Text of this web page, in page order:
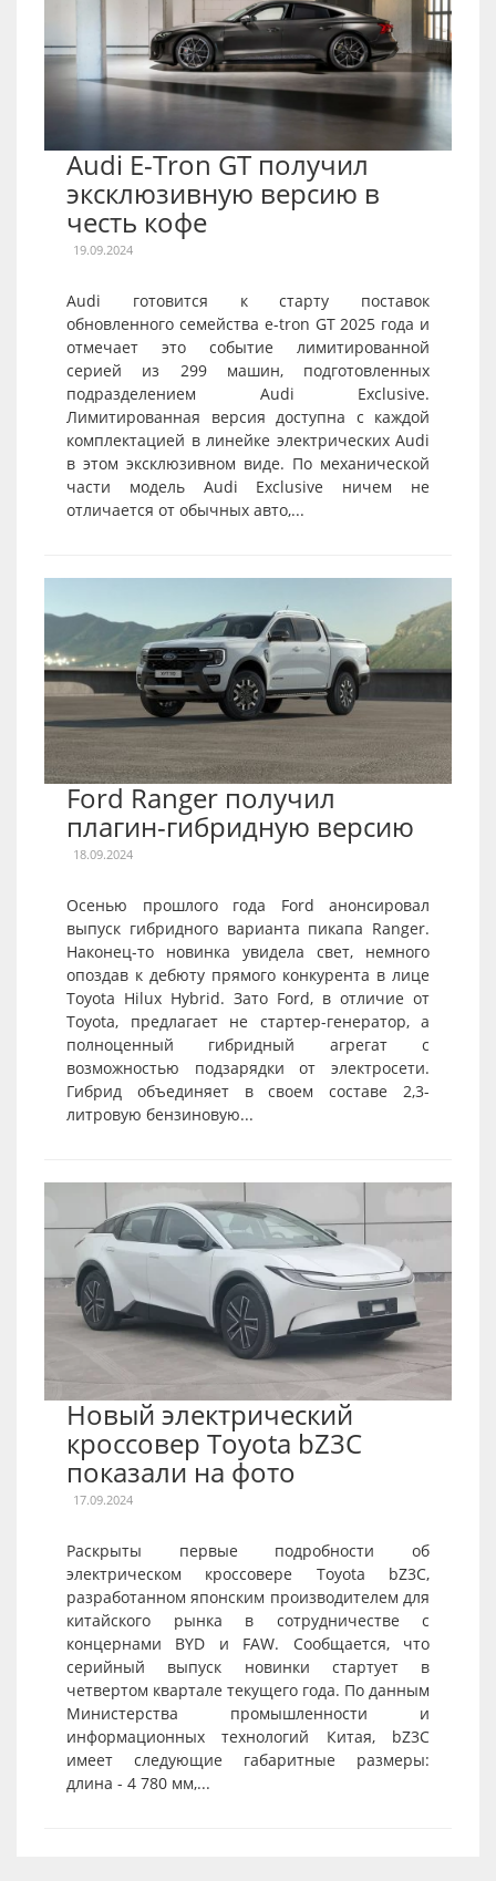
Audi E-Tron GT получил
эксклюзивную версию в
честь кофе
19.09.2024
Audi готовится к старту поставок
обновленного семейства e-tron GT 2025 года и
отмечает это событие лимитированной
серией из 299 машин, подготовленных
подразделением Audi Exclusive.
Лимитированная версия доступна с каждой
комплектацией в линейке электрических Audi
в этом эксклюзивном виде. По механической
части модель Audi Exclusive ничем не
отличается от обычных авто,...
Ford Ranger получил
плагин-гибридную версию
18.09.2024
Осенью прошлого года Ford анонсировал
выпуск гибридного варианта пикапа Ranger.
Наконец-то новинка увидела свет, немного
опоздав к дебюту прямого конкурента в лице
Toyota Hilux Hybrid. Зато Ford, в отличие от
Toyota, предлагает не стартер-генератор, а
полноценный гибридный агрегат с
возможностью подзарядки от электросети.
Гибрид объединяет в своем составе 2,3-
литровую бензиновую...
Новый электрический
кроссовер Toyota bZ3C
показали на фото
17.09.2024
Раскрыты первые подробности об
электрическом кроссовере Toyota bZ3C,
разработанном японским производителем для
китайского рынка в сотрудничестве с
концернами BYD и FAW. Сообщается, что
серийный выпуск новинки стартует в
четвертом квартале текущего года. По данным
Министерства промышленности и
информационных технологий Китая, bZ3C
имеет следующие габаритные размеры:
длина - 4 780 мм,...